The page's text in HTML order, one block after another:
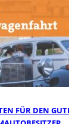
FÜR DEN